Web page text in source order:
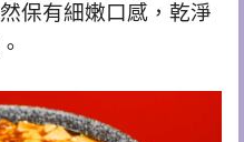
保有細嫩口感，乾淨